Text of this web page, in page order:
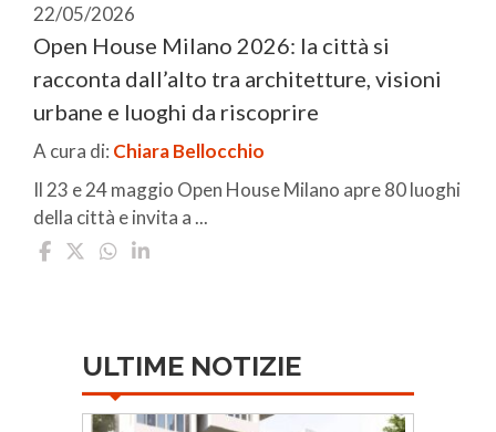
22/05/2026
Open House Milano 2026: la città si
racconta dall’alto tra architetture, visioni
urbane e luoghi da riscoprire
A cura di: Chiara Bellocchio
Il 23 e 24 maggio Open House Milano apre 80 luoghi
della città e invita a ...
ULTIME NOTIZIE